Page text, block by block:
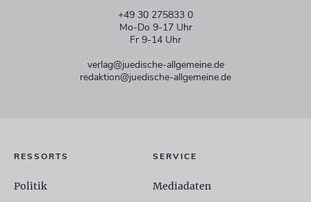
+49 30 275833 0
Mo-Do 9-17 Uhr
Fr 9-14 Uhr
verlag@juedische-allgemeine.de
redaktion@juedische-allgemeine.de
RESSORTS
Politik
SERVICE
Mediadaten